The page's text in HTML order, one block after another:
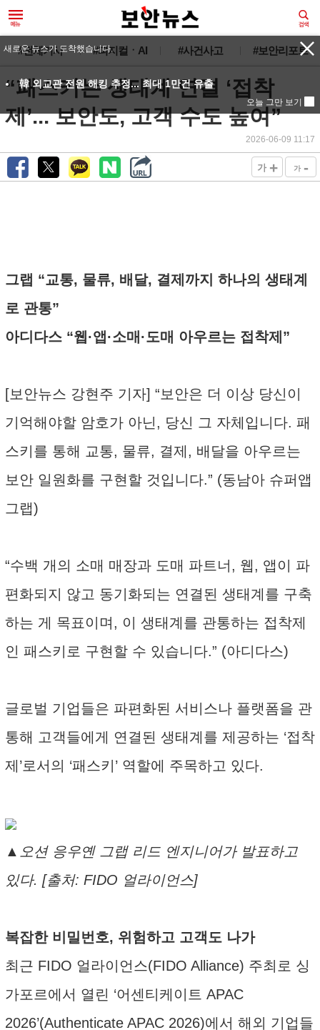
#전체기사 #피지컬ㆍAI #사건사고 #보안리포트
“패스키는 생태계 연결 ‘접착
제’... 보안도, 고객 수도 높여”
2026-06-09 11:17
가 + 가 -
그랩 “교통, 물류, 배달, 결제까지 하나의 생태계
로 관통”
아디다스 “웹·앱·소매·도매 아우르는 접착제”
[보안뉴스 강현주 기자] “보안은 더 이상 당신이
기억해야할 암호가 아닌, 당신 그 자체입니다. 패
스키를 통해 교통, 물류, 결제, 배달을 아우르는
보안 일원화를 구현할 것입니다.” (동남아 슈퍼앱
그랩)
“수백 개의 소매 매장과 도매 파트너, 웹, 앱이 파
편화되지 않고 동기화되는 연결된 생태계를 구축
하는 게 목표이며, 이 생태계를 관통하는 접착제
인 패스키로 구현할 수 있습니다.” (아디다스)
글로벌 기업들은 파편화된 서비스나 플랫폼을 관
통해 고객들에게 연결된 생태계를 제공하는 ‘접착
제’로서의 ‘패스키’ 역할에 주목하고 있다.
▲오션 응우옌 그랩 리드 엔지니어가 발표하고
있다. [출처: FIDO 얼라이언스]
복잡한 비밀번호, 위험하고 고객도 나가
최근 FIDO 얼라이언스(FIDO Alliance) 주최로 싱
가포르에서 열린 ‘어센티케이트 APAC
2026’(Authenticate APAC 2026)에서 해외 기업들
새로운 뉴스가 도착했습니다.
韓 외교관 전원 해킹 추정... 최대 1만건 유출
오늘 그만 보기